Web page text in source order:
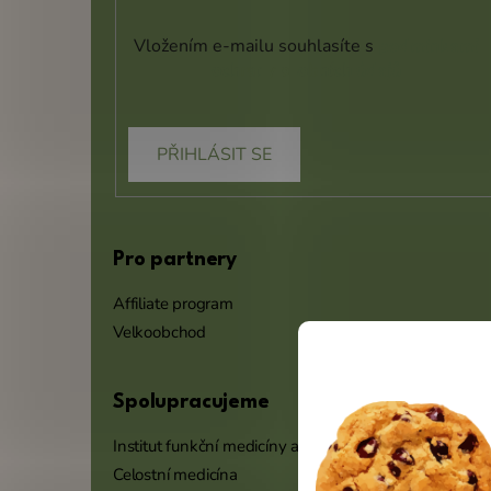
Vložením e-mailu souhlasíte s
PŘIHLÁSIT SE
Pro partnery
Affiliate program
Velkoobchod
Spolupracujeme
Institut funkční medicíny a výživy
Celostní medicína